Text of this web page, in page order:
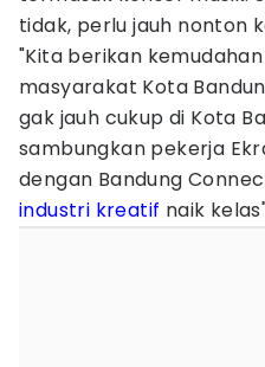
tidak, perlu jauh nonton
"Kita berikan
masyarakat Kota
gak jauh cukup di Kota
sambungkan pekerja
dengan Bandung
industri kreatif naik